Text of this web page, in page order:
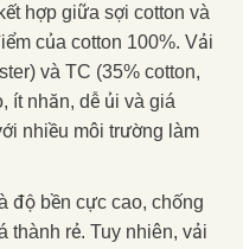
hợp giữa sợi cotton và
của cotton 100%. Vải
và TC (35% cotton,
ít nhăn, dễ ủi và giá
nhiều môi trường làm
độ bền cực cao, chống
thành rẻ. Tuy nhiên, vải